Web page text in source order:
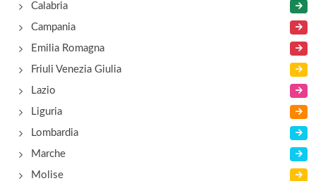
Calabria
Campania
Emilia Romagna
Friuli Venezia Giulia
Lazio
Liguria
Lombardia
Marche
Molise